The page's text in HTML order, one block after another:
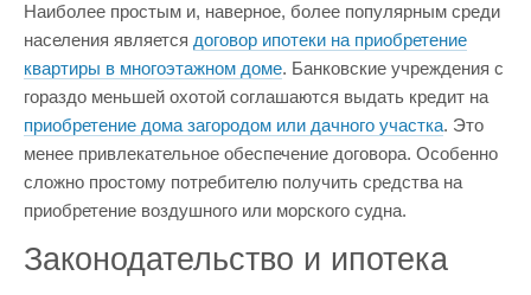
Наиболее простым и, наверное, более популярным среди
населения является договор ипотеки на приобретение
квартиры в многоэтажном доме. Банковские учреждения с
гораздо меньшей охотой соглашаются выдать кредит на
приобретение дома загородом или дачного участка. Это
менее привлекательное обеспечение договора. Особенно
сложно простому потребителю получить средства на
приобретение воздушного или морского судна.
Законодательство и ипотека